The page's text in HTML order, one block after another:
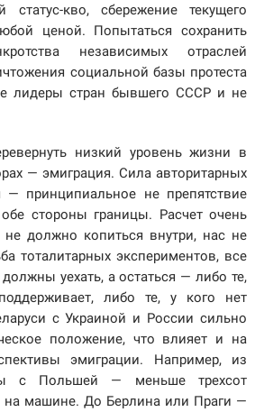
статус-кво, сбережение текущего
ценой. Попытаться сохранить
независимых отраслей
социальной базы протеста
лидеры стран бывшего СССР и не
низкий уровень жизни в
— эмиграция. Сила авторитарных
принципиальное не препятствие
стороны границы. Расчет очень
не должно копиться внутри, нас не
тоталитарных экспериментов, все
уехать, а остаться — либо те,
либо те, у кого нет
с Украиной и России сильно
положение, что влияет и на
эмиграции. Например, из
с Польшей — меньше трехсот
на машине. До Берлина или Праги —